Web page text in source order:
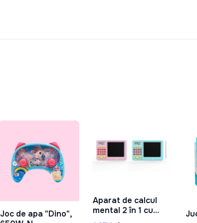
În Coș
Joc de apa "Dino",
În Coș
Aparat de calcul
mental 2 în 1 cu
afișaj LCD